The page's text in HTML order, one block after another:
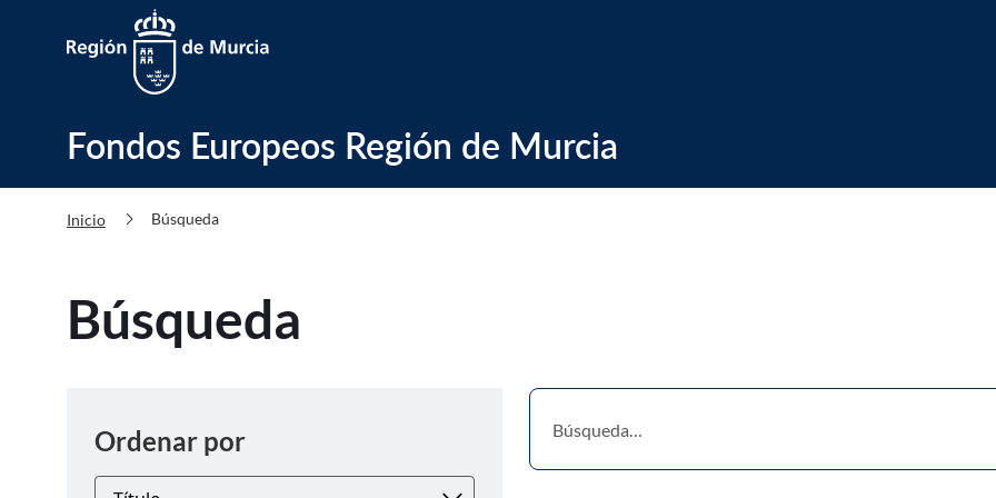
Fondos Europeos Región de Murcia Búsqueda
Fondos Europeos Región de Murcia
Inicio chevron_right Búsqueda
Búsqueda
Ordenar por